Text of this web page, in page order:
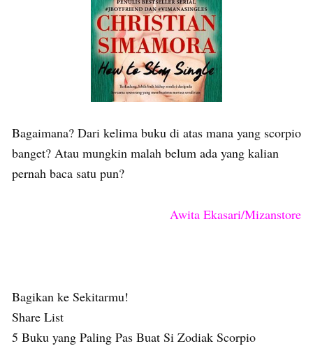
Bagaimana? Dari kelima buku di atas mana yang scorpio
banget? Atau mungkin malah belum ada yang kalian
pernah baca satu pun?
Awita Ekasari/Mizanstore
Bagikan ke Sekitarmu!
Share List
5 Buku yang Paling Pas Buat Si Zodiak Scorpio